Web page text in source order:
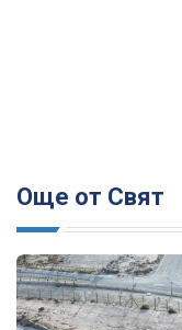
Още от Свят